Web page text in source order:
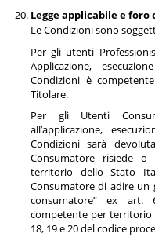
Legge applicabile e
Le Condizioni sono
Per gli utenti
Applicazione,
Condizioni è
Titolare.
Per gli Utenti
all’applicazione,
Condizioni sarà
Consumatore risiede
territorio dello Stato
Consumatore di adire un
consumatore” ex
competente per territorio
18, 19 e 20 del codice